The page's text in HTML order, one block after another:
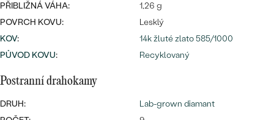
PŘIBLIŽNÁ VÁHA:
1,26 g
POVRCH KOVU:
Lesklý
KOV:
14k žluté zlato 585/1000
PŮVOD KOVU: Recyklovaný
Postranní drahokamy
DRUH:
Lab-grown diamant